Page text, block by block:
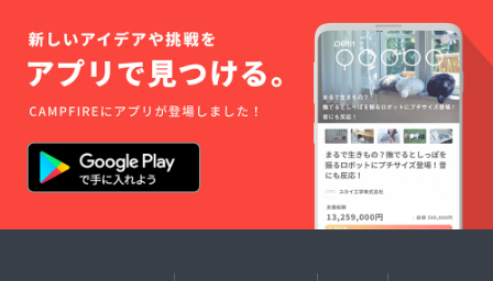
内） ※
必ず備
考欄に
「表示
するお
名前」
をご記
入くだ
さい。
マーク
は
info@m
creativ